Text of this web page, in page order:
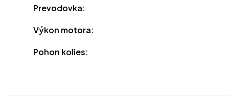
Prevodovka:
Výkon motora:
Pohon kolies: